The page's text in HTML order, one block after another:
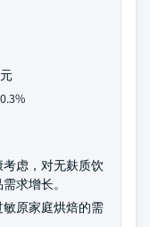
虑，对无麸质饮
求增长。
原家庭烘焙的需